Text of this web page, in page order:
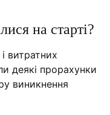
на старті?
витратних
деякі прорахунки
виникнення